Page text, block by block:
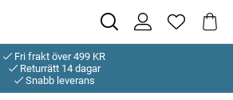
Fri frakt över 499 KR
Returrätt 14 dagar
Snabb leverans